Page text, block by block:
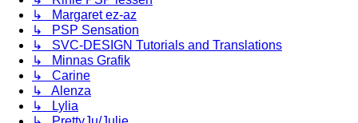
↳ Margaret ez-az
↳ PSP Sensation
↳ SVC-DESIGN Tutorials and Translations
↳ Minnas Grafik
↳ Carine
↳ Alenza
↳ Lylia